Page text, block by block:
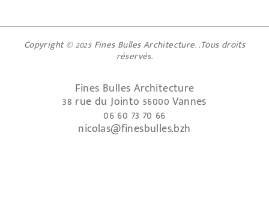
Copyright © 2025 Fines Bulles Architecture. .Tous droits
réservés.
Fines Bulles Architecture
38 rue du Jointo 56000 Vannes
06 60 73 70 66
nicolas@finesbulles.bzh